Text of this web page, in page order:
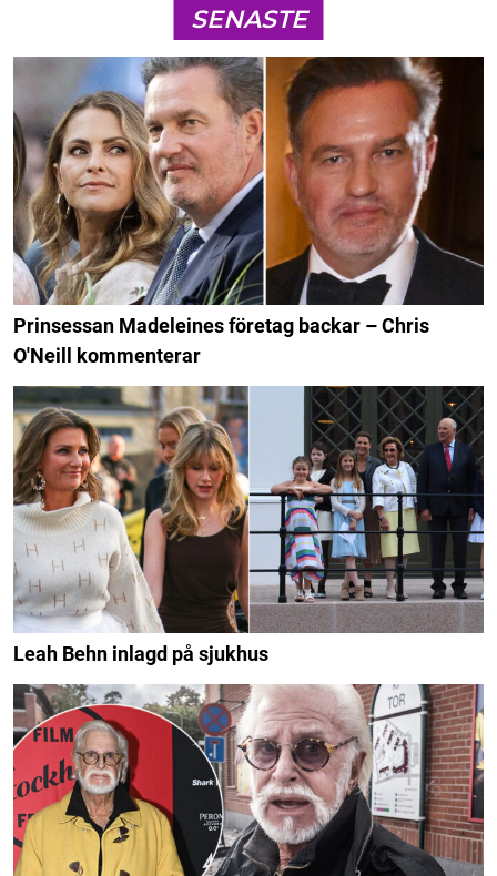
SENASTE
Prinsessan Madeleines företag backar – Chris
O'Neill kommenterar
Leah Behn inlagd på sjukhus